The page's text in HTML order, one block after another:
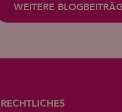
WEITERE
RECHTLICHES